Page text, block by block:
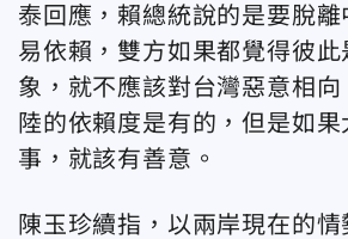
泰回應，賴總統說的是要脫
易依賴，雙方如果都覺得彼
象，就不應該對台灣惡意相
陸的依賴度是有的，但是如
事，就該有善意。
陳玉珍續指，以兩岸現在的